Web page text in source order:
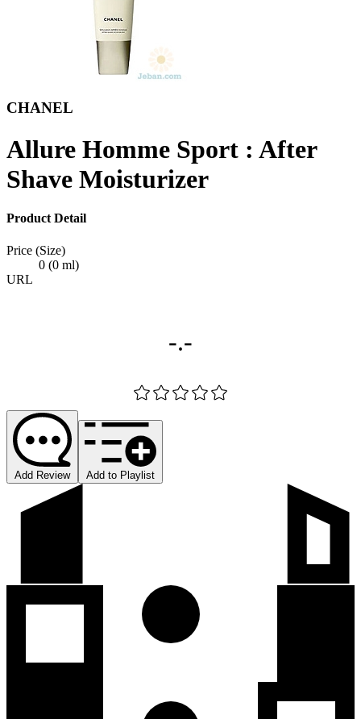
CHANEL
Allure Homme Sport : After
Shave Moisturizer
Product Detail
Price (Size)
0 (0 ml)
URL
-.-
Add Review Add to Playlist